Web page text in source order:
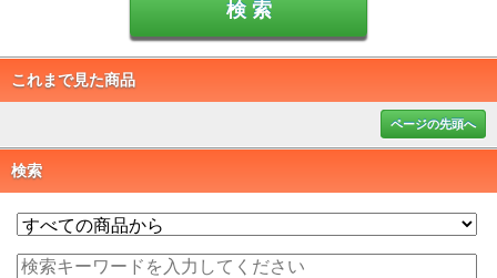
これまで見た商品
ページの先頭へ
検索